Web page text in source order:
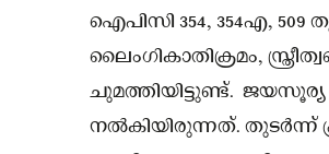
ഐപിസി 354, 354എ,
ലൈംഗികാതിക്രമം,
ചുമത്തിയിട്ടുണ്ട്. ജയസൂര്യ
നല്‍കിയിരുന്നത്. തുടര്‍ന്ന്